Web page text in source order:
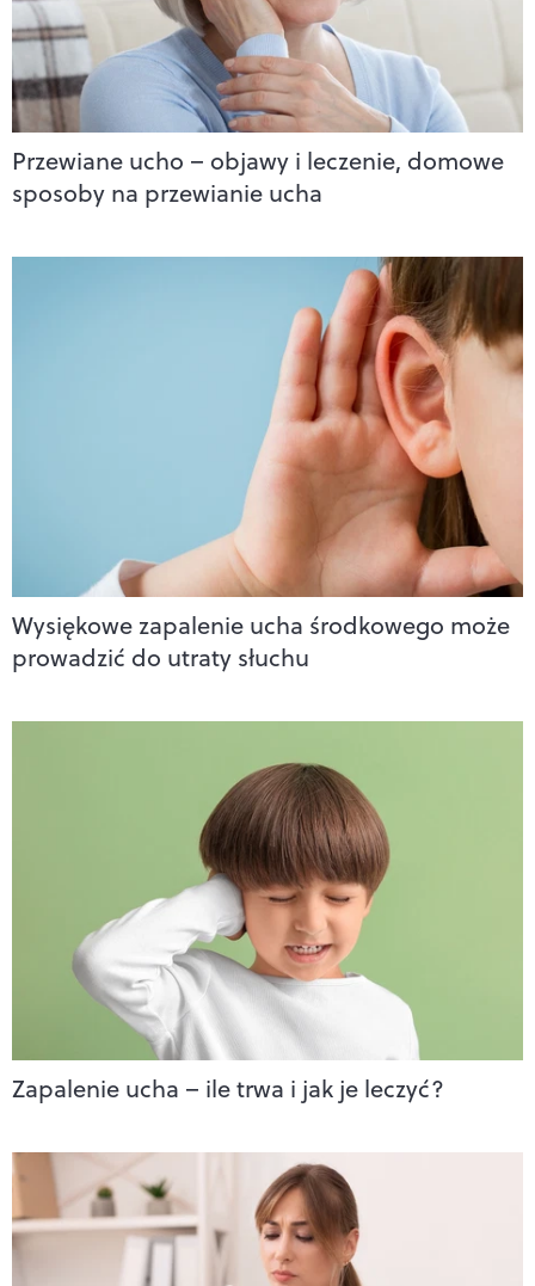
Przewiane ucho – objawy i leczenie, domowe
sposoby na przewianie ucha
Wysiękowe zapalenie ucha środkowego może
prowadzić do utraty słuchu
Zapalenie ucha – ile trwa i jak je leczyć?